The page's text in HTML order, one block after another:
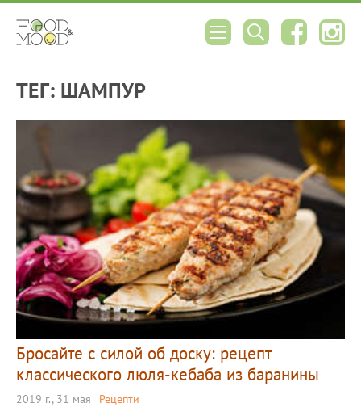
ТЕГ: ШАМПУР
Бросайте с силой об доску: рецепт
классического люля-кебаба из баранины
2019 г., 31 мая Рецепти